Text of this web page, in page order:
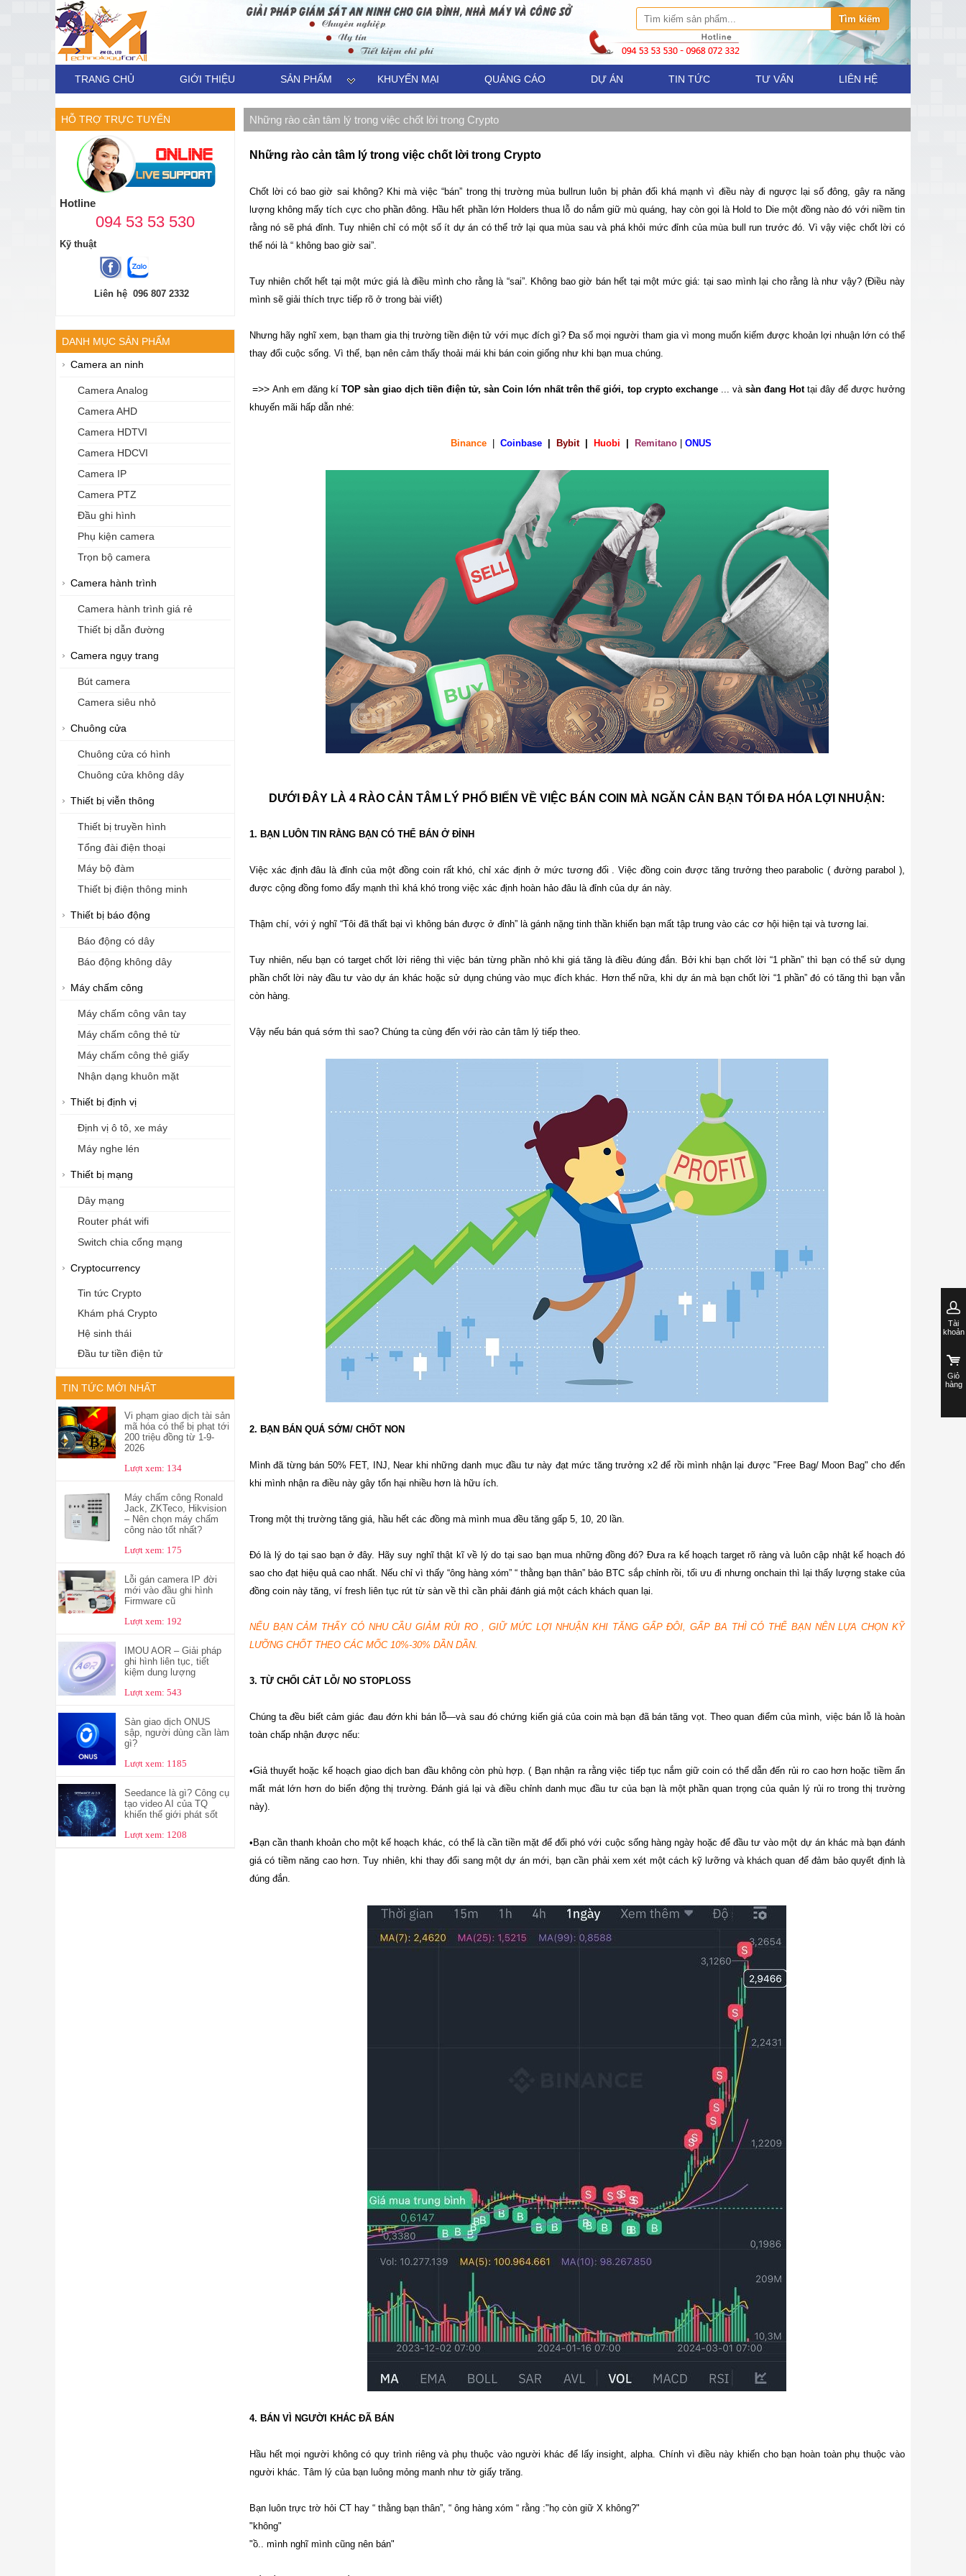
TRANG CHỦ GIỚI THIỆU SẢN PHẨM KHUYẾN MẠI QUẢNG CÁO DỰ ÁN TIN TỨC TƯ VẤN LIÊN HỆ
HỖ TRỢ TRỰC TUYẾN
Hotline
094 53 53 530
Kỹ thuật
Liên hệ 096 807 2332
DANH MỤC SẢN PHẨM
Camera an ninh
Camera Analog
Camera AHD
Camera HDTVI
Camera HDCVI
Camera IP
Camera PTZ
Đầu ghi hình
Phụ kiện camera
Trọn bộ camera
Camera hành trình
Camera hành trình giá rẻ
Thiết bị dẫn đường
Camera ngụy trang
Bút camera
Camera siêu nhỏ
Chuông cửa
Chuông cửa có hình
Chuông cửa không dây
Thiết bị viễn thông
Thiết bị truyền hình
Tổng đài điện thoại
Máy bộ đàm
Thiết bị điện thông minh
Thiết bị báo động
Báo động có dây
Báo động không dây
Máy chấm công
Máy chấm công vân tay
Máy chấm công thẻ từ
Máy chấm công thẻ giấy
Nhận dạng khuôn mặt
Thiết bị định vị
Định vị ô tô, xe máy
Máy nghe lén
Thiết bị mạng
Dây mạng
Router phát wifi
Switch chia cổng mạng
Cryptocurrency
Tin tức Crypto
Khám phá Crypto
Hệ sinh thái
Đầu tư tiền điện tử
TIN TỨC MỚI NHẤT
Vi phạm giao dịch tài sản
mã hóa có thể bị phạt tới
200 triệu đồng từ 1-9-
2026
Lượt xem: 134
Máy chấm công Ronald
Jack, ZKTeco, Hikvision
– Nên chọn máy chấm
công nào tốt nhất?
Lượt xem: 175
Lỗi gán camera IP đời
mới vào đầu ghi hình
Firmware cũ
Lượt xem: 192
IMOU AOR – Giải pháp
ghi hình liên tục, tiết
kiệm dung lượng
Lượt xem: 543
Sàn giao dịch ONUS
sập, người dùng cần làm
gì?
Lượt xem: 1185
Seedance là gì? Công cụ
tạo video AI của TQ
khiến thế giới phát sốt
Lượt xem: 1208
Những rào cản tâm lý trong việc chốt lời trong Crypto
Những rào cản tâm lý trong việc chốt lời trong Crypto
Chốt lời có bao giờ sai không? Khi mà việc “bán” trong thị trường mùa bullrun luôn bị phản đối khá mạnh vì điều này đi ngược lại số đông, gây ra năng
lượng không mấy tích cực cho phần đông. Hầu hết phần lớn Holders thua lỗ do nắm giữ mù quáng, hay còn gọi là Hold to Die một đồng nào đó với niềm tin
rằng nó sẽ phá đỉnh. Tuy nhiên chỉ có một số ít dự án có thể trở lại qua mùa sau và phá khỏi mức đỉnh của mùa bull run trước đó. Vì vậy việc chốt lời có
thể nói là “ không bao giờ sai”.
Tuy nhiên chốt hết tại một mức giá là điều mình cho rằng là “sai”. Không bao giờ bán hết tại một mức giá: tại sao mình lại cho rằng là như vậy? (Điều này
mình sẽ giải thích trực tiếp rõ ở trong bài viết)
Nhưng hãy nghĩ xem, bạn tham gia thị trường tiền điện tử với mục đích gì? Đa số mọi người tham gia vì mong muốn kiếm được khoản lợi nhuận lớn có thể
thay đổi cuộc sống. Vì thế, bạn nên cảm thấy thoải mái khi bán coin giống như khi bạn mua chúng.
=>> Anh em đăng kíTOP sàn giao dịch tiền điện tử, sàn Coin lớn nhất trên thế giới, top crypto exchange... và sàn đang Hottại đây để được hưởng
khuyến mãi hấp dẫn nhé:
Binance |Coinbase Bybit| Huobi Remitano |ONUS
DƯỚI ĐÂY LÀ 4 RÀO CẢN TÂM LÝ PHỔ BIẾN VỀ VIỆC BÁN COIN MÀ NGĂN CẢN BẠN TỐI ĐA HÓA LỢI NHUẬN:
1. BẠN LUÔN TIN RẰNG BẠN CÓ THỂ BÁN Ở ĐỈNH
Việc xác định đâu là đỉnh của một đồng coin rất khó, chỉ xác định ở mức tương đối . Việc đồng coin được tăng trưởng theo parabolic ( đường parabol ),
được cộng đồng fomo đẩy mạnh thì khá khó trong việc xác định hoàn hảo đâu là đỉnh của dự án này.
Thậm chí, với ý nghĩ “Tôi đã thất bại vì không bán được ở đỉnh” là gánh nặng tinh thần khiến bạn mất tập trung vào các cơ hội hiện tại và tương lai.
Tuy nhiên, nếu bạn có target chốt lời riêng thì việc bán từng phần nhỏ khi giá tăng là điều đúng đắn. Bởi khi bạn chốt lời “1 phần” thì bạn có thể sử dụng
phần chốt lời này đầu tư vào dự án khác hoặc sử dụng chúng vào mục đích khác. Hơn thế nữa, khi dự án mà bạn chốt lời “1 phần” đó có tăng thì bạn vẫn
còn hàng.
Vậy nếu bán quá sớm thì sao? Chúng ta cùng đến với rào cản tâm lý tiếp theo.
2. BẠN BÁN QUÁ SỚM/ CHỐT NON
Mình đã từng bán 50% FET, INJ, Near khi những danh mục đầu tư này đạt mức tăng trưởng x2 để rồi mình nhận lại được "Free Bag/ Moon Bag" cho đến
khi mình nhận ra điều này gây tổn hại nhiều hơn là hữu ích.
Trong một thị trường tăng giá, hầu hết các đồng mà mình mua đều tăng gấp 5, 10, 20 lần.
Đó là lý do tại sao bạn ở đây. Hãy suy nghĩ thật kĩ về lý do tại sao bạn mua những đồng đó? Đưa ra kế hoạch target rõ ràng và luôn cập nhật kế hoạch đó
sao cho đạt hiệu quả cao nhất. Nếu chỉ vì thấy “ông hàng xóm” “ thằng bạn thân” bảo BTC sắp chỉnh rồi, tối ưu đi nhưng onchain thì lại thấy lượng stake của
đồng coin này tăng, ví fresh liên tục rút từ sàn về thì cần phải đánh giá một cách khách quan lại.
NẾU BẠN CẢM THẤY CÓ NHU CẦU GIẢM RỦI RO , GIỮ MỨC LỢI NHUẬN KHI TĂNG GẤP ĐÔI, GẤP BA THÌ CÓ THỂ BẠN NÊN LỰA CHỌN KỸ
LƯỠNG CHỐT THEO CÁC MỐC 10%-30% DẦN DẦN.
3. TỪ CHỐI CẮT LỖ/ NO STOPLOSS
Chúng ta đều biết cảm giác đau đớn khi bán lỗ—và sau đó chứng kiến giá của coin mà bạn đã bán tăng vọt. Theo quan điểm của mình, việc bán lỗ là hoàn
toàn chấp nhận được nếu:
•Giả thuyết hoặc kế hoạch giao dịch ban đầu không còn phù hợp. ( Bạn nhận ra rằng việc tiếp tục nắm giữ coin có thể dẫn đến rủi ro cao hơn hoặc tiềm ẩn
mất mát lớn hơn do biến động thị trường. Đánh giá lại và điều chỉnh danh mục đầu tư của bạn là một phần quan trọng của quản lý rủi ro trong thị trường
này).
•Bạn cần thanh khoản cho một kế hoạch khác, có thể là cần tiền mặt để đối phó với cuộc sống hàng ngày hoặc để đầu tư vào một dự án khác mà bạn đánh
giá có tiềm năng cao hơn. Tuy nhiên, khi thay đổi sang một dự án mới, bạn cần phải xem xét một cách kỹ lưỡng và khách quan để đảm bảo quyết định là
đúng đắn.
4. BÁN VÌ NGƯỜI KHÁC ĐÃ BÁN
Hầu hết mọi người không có quy trình riêng và phụ thuộc vào người khác để lấy insight, alpha. Chính vì điều này khiến cho bạn hoàn toàn phụ thuộc vào
người khác. Tâm lý của bạn luông mỏng manh như tờ giấy trăng.
Bạn luôn trực trờ hỏi CT hay “ thằng bạn thân”, “ ông hàng xóm “ rằng :"họ còn giữ X không?"
"không"
"ồ.. mình nghĩ mình cũng nên bán"
Tài
khoản
Giỏ
hàng